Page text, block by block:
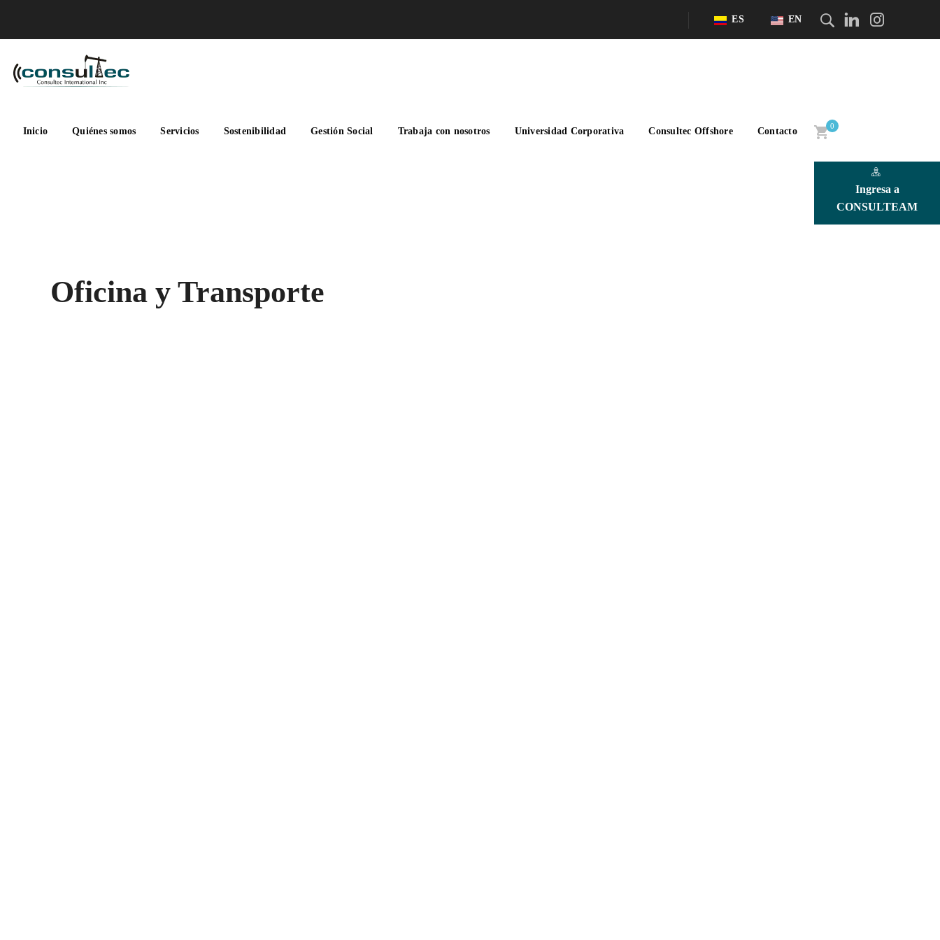
ES EN
Inicio Quiénes somos Servicios Sostenibilidad Gestión Social Trabaja con nosotros Universidad Corporativa Consultec Offshore Contacto 0
Ingresa a
CONSULTEAM
Oficina y Transporte